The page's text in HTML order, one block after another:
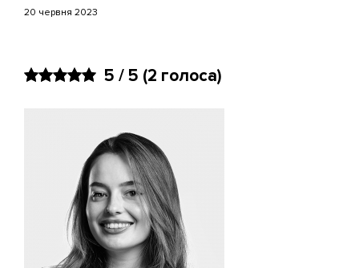
20 червня 2023
5 / 5 (2 голоса)